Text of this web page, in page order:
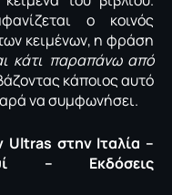
ο κοινός
κειμένων, η φράση
κάτι παραπάνω από
κάποιος αυτό
να συμφωνήσει.
Ultras στην Ιταλία –
– Εκδόσεις